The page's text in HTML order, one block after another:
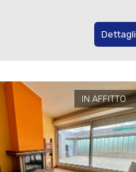
Dettagli
IN AFFITTO